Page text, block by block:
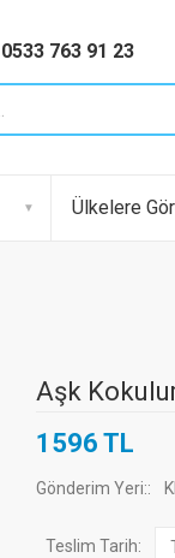
0533 763 91 23
Ülkelere
Aşk
1596 TL
Gönderim Yeri::
Teslim Tarih: